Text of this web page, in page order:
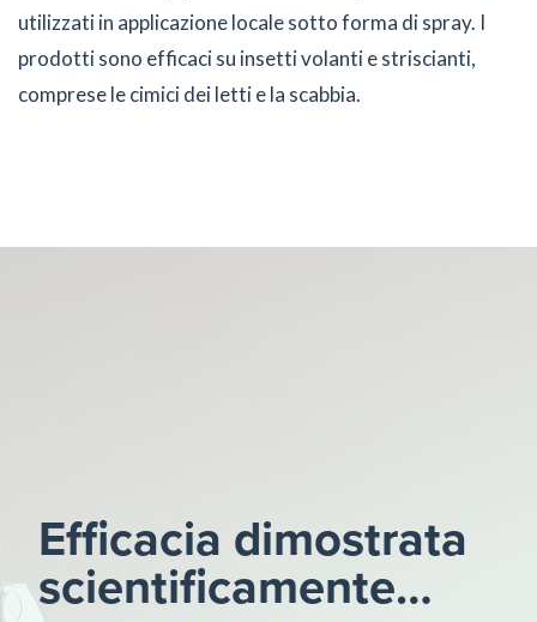
utilizzati in applicazione locale sotto forma di spray. I
prodotti sono efficaci su insetti volanti e striscianti,
comprese le cimici dei letti e la scabbia.
Efficacia dimostrata
scientificamente…